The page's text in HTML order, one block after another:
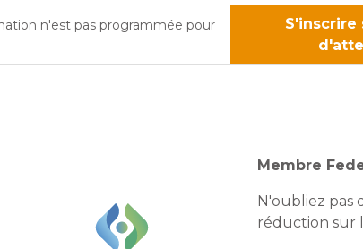
n'est pas programmée pour
S'inscrire
Membre
N'oubliez pas
réduction sur